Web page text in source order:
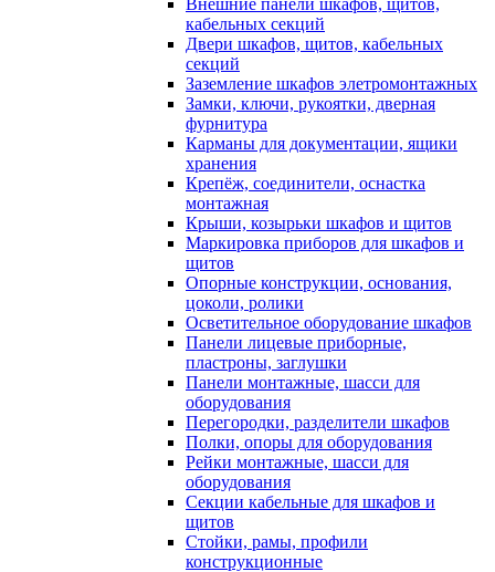
Внешние панели шкафов, щитов,
кабельных секций
Двери шкафов, щитов, кабельных
секций
Заземление шкафов элетромонтажных
Замки, ключи, рукоятки, дверная
фурнитура
Карманы для документации, ящики
хранения
Крепёж, соединители, оснастка
монтажная
Крыши, козырьки шкафов и щитов
Маркировка приборов для шкафов и
щитов
Опорные конструкции, основания,
цоколи, ролики
Осветительное оборудование шкафов
Панели лицевые приборные,
пластроны, заглушки
Панели монтажные, шасси для
оборудования
Перегородки, разделители шкафов
Полки, опоры для оборудования
Рейки монтажные, шасси для
оборудования
Секции кабельные для шкафов и
щитов
Стойки, рамы, профили
конструкционные